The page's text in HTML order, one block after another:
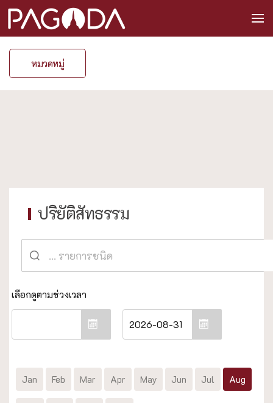
หมวดหมู่
ปริยัติสัทธรรม
Jan Feb Mar Apr May Jun Jul Aug